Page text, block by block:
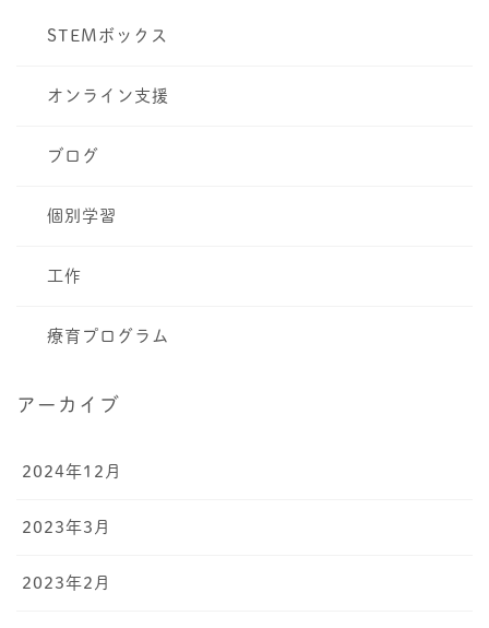
STEMボックス
オンライン支援
ブログ
個別学習
工作
療育プログラム
アーカイブ
2024年12月
2023年3月
2023年2月